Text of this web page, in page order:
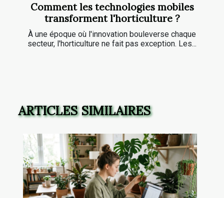
Comment les technologies mobiles
transforment l'horticulture ?
À une époque où l'innovation bouleverse chaque
secteur, l'horticulture ne fait pas exception. Les...
ARTICLES SIMILAIRES